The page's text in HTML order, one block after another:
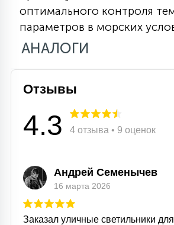
С УПРАВЛЕНИЕМ
АКСЕССУАРЫ
оптимального контроля
параметров в морских
АНАЛОГИ
Отзывы
4.3 4 отзыва • 9 оценок
Андрей Семенычев
16 марта 2026
Заказал уличные светильники